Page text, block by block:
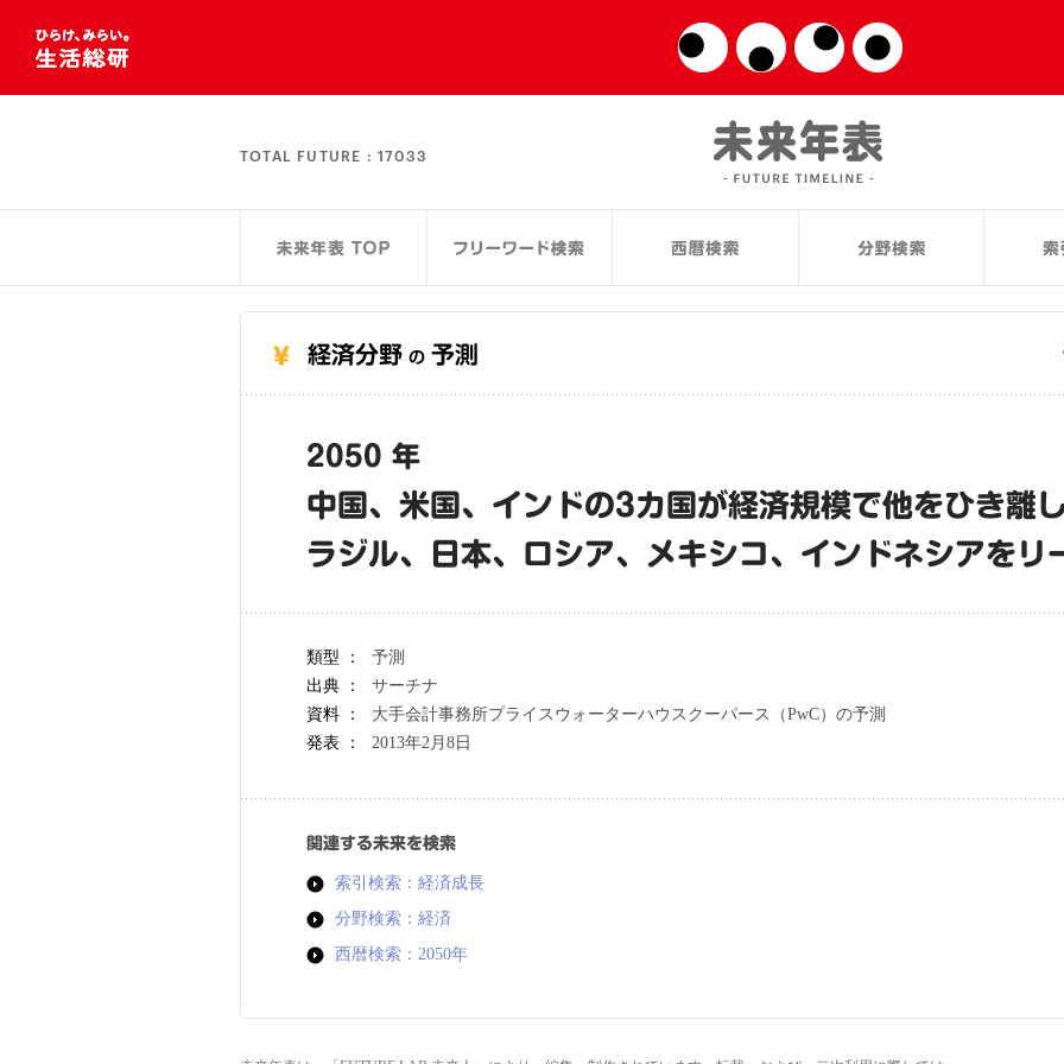
TOTAL FUTURE : 17033
経済分野 の 予測
2050 年
中国、米国、インドの3カ国が経済規模で他をひき離
ラジル、日本、ロシア、メキシコ、インドネシアをリ
類型 ：
予測
出典 ：
サーチナ
資料 ：
大手会計事務所プライスウォーターハウスクーパース（PwC）の予測
発表 ：
2013年2月8日
関連する未来を検索
索引検索：経済成長
分野検索：経済
西暦検索：2050年